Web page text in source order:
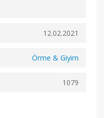
12.02.2021
Örme & Giyim
1079